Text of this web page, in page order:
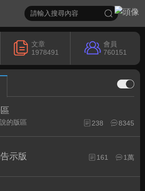
文章
1978491
會員
760151
的版區 238 8345
示版 161 1萬